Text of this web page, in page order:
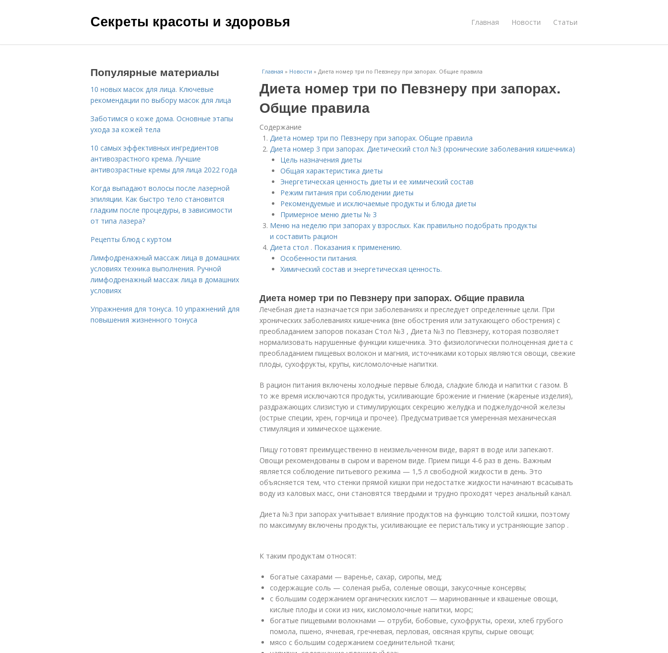
Секреты красоты и здоровья Главная Новости Статьи
Главная » Новости » Диета номер три по Певзнеру при запорах. Общие правила
Диета номер три по Певзнеру при запорах.
Общие правила
Содержание
Диета номер три по Певзнеру при запорах. Общие правила
Диета номер 3 при запорах. Диетический стол №3 (хронические заболевания кишечника)
Цель назначения диеты
Общая характеристика диеты
Энергетическая ценность диеты и ее химический состав
Режим питания при соблюдении диеты
Рекомендуемые и исключаемые продукты и блюда диеты
Примерное меню диеты № 3
Меню на неделю при запорах у взрослых. Как правильно подобрать продукты
и составить рацион
Диета стол . Показания к применению.
Особенности питания.
Химический состав и энергетическая ценность.
Диета номер три по Певзнеру при запорах. Общие правила
Лечебная диета назначается при заболеваниях и преследует определенные цели. При
хронических заболеваниях кишечника (вне обострения или затухающего обострения) с
преобладанием запоров показан Стол №3 , Диета №3 по Певзнеру, которая позволяет
нормализовать нарушенные функции кишечника. Это физиологически полноценная диета с
преобладанием пищевых волокон и магния, источниками которых являются овощи, свежие
плоды, сухофрукты, крупы, кисломолочные напитки.
В рацион питания включены холодные первые блюда, сладкие блюда и напитки с газом. В
то же время исключаются продукты, усиливающие брожение и гниение (жареные изделия),
раздражающих слизистую и стимулирующих секрецию желудка и поджелудочной железы
(острые специи, хрен, горчица и прочее). Предусматривается умеренная механическая
стимуляция и химическое щажение.
Пищу готовят преимущественно в неизмельченном виде, варят в воде или запекают.
Овощи рекомендованы в сыром и вареном виде. Прием пищи 4-6 раз в день. Важным
является соблюдение питьевого режима — 1,5 л свободной жидкости в день. Это
объясняется тем, что стенки прямой кишки при недостатке жидкости начинают всасывать
воду из каловых масс, они становятся твердыми и трудно проходят через анальный канал.
Диета №3 при запорах учитывает влияние продуктов на функцию толстой кишки, поэтому
по максимуму включены продукты, усиливающие ее перистальтику и устраняющие запор .
К таким продуктам относят:
богатые сахарами — варенье, сахар, сиропы, мед;
содержащие соль — соленая рыба, соленые овощи, закусочные консервы;
с большим содержанием органических кислот — маринованные и квашеные овощи,
кислые плоды и соки из них, кисломолочные напитки, морс;
богатые пищевыми волокнами — отруби, бобовые, сухофрукты, орехи, хлеб грубого
помола, пшено, ячневая, гречневая, перловая, овсяная крупы, сырые овощи;
мясо с большим содержанием соединительной ткани;
Популярные материалы
10 новых масок для лица. Ключевые
рекомендации по выбору масок для лица
Заботимся о коже дома. Основные этапы
ухода за кожей тела
10 самых эффективных ингредиентов
антивозрастного крема. Лучшие
антивозрастные кремы для лица 2022 года
Когда выпадают волосы после лазерной
эпиляции. Как быстро тело становится
гладким после процедуры, в зависимости
от типа лазера?
Рецепты блюд с куртом
Лимфодренажный массаж лица в домашних
условиях техника выполнения. Ручной
лимфодренажный массаж лица в домашних
условиях
Упражнения для тонуса. 10 упражнений для
повышения жизненного тонуса